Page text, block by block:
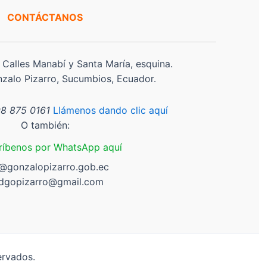
CONTÁCTANOS
Calles Manabí y Santa María, esquina.
Pizarro, Sucumbios, Ecuador.
875 0161 Llámenos dando clic aquí
O también:
por WhatsApp aquí